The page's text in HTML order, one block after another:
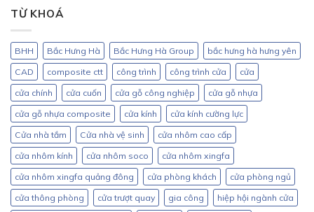
TỪ KHOÁ
BHH Bắc Hưng Hà Bắc Hưng Hà Group
bắc hưng hà hưng yên
CAD
composite ctt công trình công trình cửa
cửa
cửa chính
cửa cuốn cửa gỗ công nghiệp
cửa gỗ nhựa
cửa gỗ nhựa composite
cửa kính
cửa kính cường lực
Cửa nhà tắm
Cửa nhà vệ sinh
cửa nhôm cao cấp
cửa nhôm kính
cửa nhôm soco
cửa nhôm xingfa
cửa nhôm xingfa quảng đông
cửa phòng khách
cửa phòng ngủ
cửa thông phòng
cửa trượt quay gia công
hiệp hội ngành cửa